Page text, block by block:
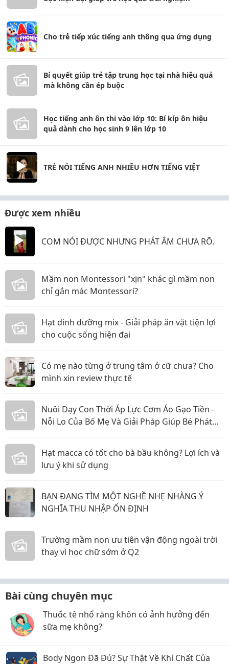
Cho trẻ tiếp xúc tiếng anh thông qua ứng dụng
Bí quyết giúp trẻ tập trung học tại nhà hiệu quả
mà không cần ép buộc
Học tiếng anh ôn thi vào lớp 10: Bí kíp ôn hiệu
quả dành cho học sinh 9 lên lớp 10
TRẺ NÓI TIẾNG ANH NHIỀU HƠN TIẾNG VIỆT
Được xem nhiều
COM NÓI ĐƯỢC NHƯNG PHÁT ÂM CHƯA RÕ.
Mầm non Montessori "xịn" khác gì mầm non
chỉ gắn mác Montessori?
Hạt dinh dưỡng mix - Giải pháp ăn vặt tiện lợi
cho cuộc sống hiện đại
Có mẹ nào từng ở trung tâm ở cữ chưa? Cho
mình xin review thực tế
Nuôi Dạy Con Thời Áp Lực Cơm Áo Gạo Tiền -
Nỗi Lo Của Bố Mẹ Và Giải Pháp Giúp Bé Phát
Hạt macca có tốt cho bà bầu không? Lợi ích và
lưu ý khi sử dụng
BẠN ĐANG TÌM MỘT NGHỀ NHẸ NHÀNG Ý
NGHĨA THU NHẬP ỔN ĐỊNH
Trường mầm non ưu tiên vận động ngoài trời
thay vì học chữ sớm ở Q2
Bài cùng chuyên mục
Thuốc tê nhổ răng khôn có ảnh hưởng đến
sữa mẹ không?
Body Ngon Đã Đủ? Sự Thật Về Khí Chất Của